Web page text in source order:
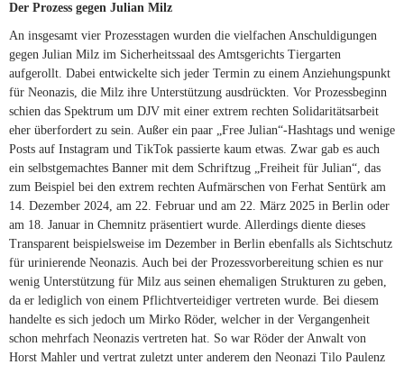
Der Prozess gegen Julian Milz
An insgesamt vier Prozesstagen wurden die vielfachen Anschuldigungen
gegen Julian Milz im Sicherheitssaal des Amtsgerichts Tiergarten
aufgerollt. Dabei entwickelte sich jeder Termin zu einem Anziehungspunkt
für Neonazis, die Milz ihre Unterstützung ausdrückten. Vor Prozessbeginn
schien das Spektrum um DJV mit einer extrem rechten Solidaritätsarbeit
eher überfordert zu sein. Außer ein paar „Free Julian“-Hashtags und wenige
Posts auf Instagram und TikTok passierte kaum etwas. Zwar gab es auch
ein selbstgemachtes Banner mit dem Schriftzug „Freiheit für Julian“, das
zum Beispiel bei den extrem rechten Aufmärschen von Ferhat Sentürk am
14. Dezember 2024, am 22. Februar und am 22. März 2025 in Berlin oder
am 18. Januar in Chemnitz präsentiert wurde. Allerdings diente dieses
Transparent beispielsweise im Dezember in Berlin ebenfalls als Sichtschutz
für urinierende Neonazis. Auch bei der Prozessvorbereitung schien es nur
wenig Unterstützung für Milz aus seinen ehemaligen Strukturen zu geben,
da er lediglich von einem Pflichtverteidiger vertreten wurde. Bei diesem
handelte es sich jedoch um Mirko Röder, welcher in der Vergangenheit
schon mehrfach Neonazis vertreten hat. So war Röder der Anwalt von
Horst Mahler und vertrat zuletzt unter anderem den Neonazi Tilo Paulenz